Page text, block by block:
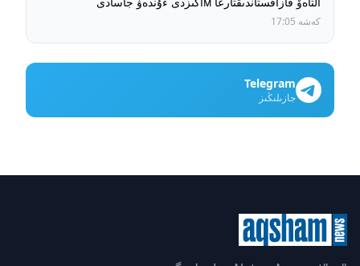
كەشە 17:05
Telegram
جازىلىڭىز